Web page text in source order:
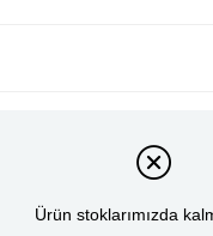
Ürün stoklarımızda